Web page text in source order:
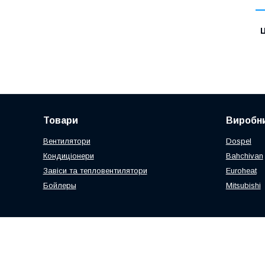
Товари
Вентилятори
Кондиціонери
Завіси та тепловентилятори
Бойлеры
Dospel
Bahchivan
Euroheat
Mitsubishi